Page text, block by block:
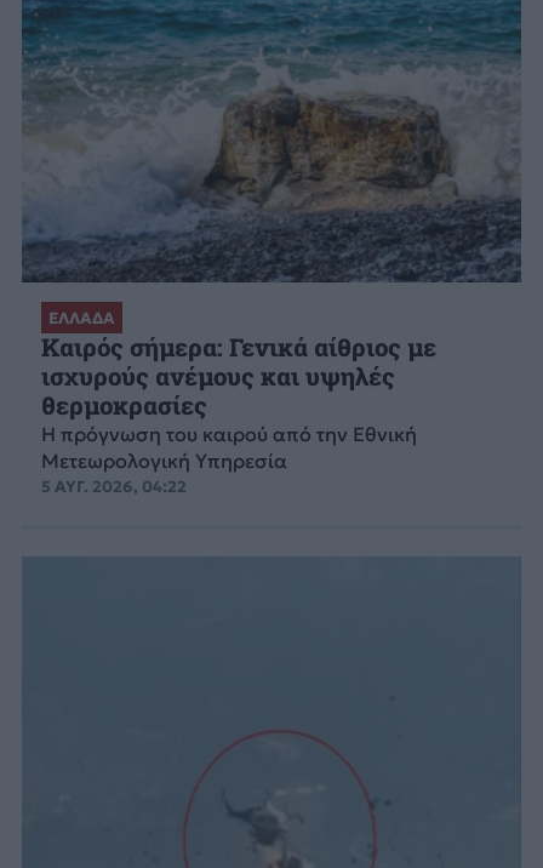
ΕΛΛΑΔΑ
Καιρός σήμερα: Γενικά αίθριος με
ισχυρούς ανέμους και υψηλές
θερμοκρασίες
Η πρόγνωση του καιρού από την Εθνική
Μετεωρολογική Υπηρεσία
5 ΑΥΓ. 2026, 04:22